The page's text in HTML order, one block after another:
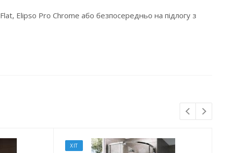
Elipso Pro Chrome або безпосередньо на підлогу з
ХІТ